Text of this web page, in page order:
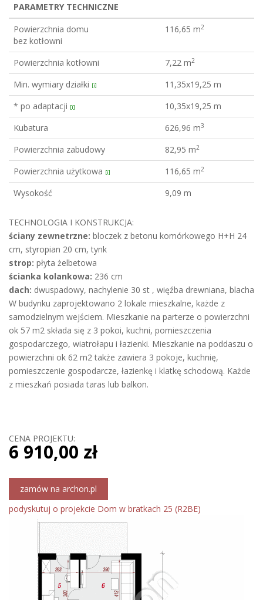
PARAMETRY TECHNICZNE
Powierzchnia domu
bez kotłowni
116,65 m2
Powierzchnia kotłowni 7,22 m2
Min. wymiary działki [i]
11,35x19,25 m
* po adaptacji [i]
10,35x19,25 m
Kubatura
626,96 m3
Powierzchnia zabudowy 82,95 m2
Powierzchnia użytkowa [i] 116,65 m2
Wysokość 9,09 m
TECHNOLOGIA I KONSTRUKCJA:
ściany zewnetrzne: bloczek z betonu komórkowego H+H 24
cm, styropian 20 cm, tynk
strop: płyta żelbetowa
ścianka kolankowa: 236 cm
dach: dwuspadowy, nachylenie 30 st , więźba drewniana, blacha
W budynku zaprojektowano 2 lokale mieszkalne, każde z
samodzielnym wejściem. Mieszkanie na parterze o powierzchni
ok 57 m2 składa się z 3 pokoi, kuchni, pomieszczenia
gospodarczego, wiatrołapu i łazienki. Mieszkanie na poddaszu o
powierzchni ok 62 m2 także zawiera 3 pokoje, kuchnię,
pomieszczenie gospodarcze, łazienkę i klatkę schodową. Każde
z mieszkań posiada taras lub balkon.
CENA PROJEKTU:
6 910,00 zł
zamów na archon.pl
podyskutuj o projekcie Dom w bratkach 25 (R2BE)